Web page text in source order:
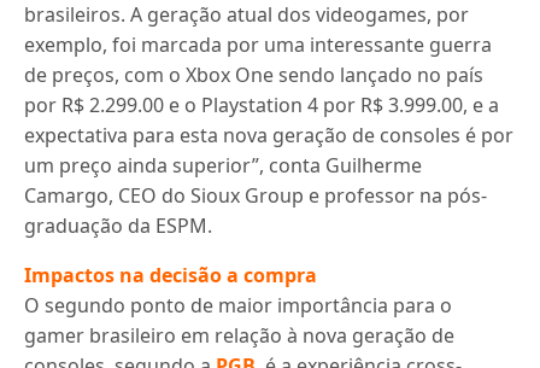
brasileiros. A geração atual dos videogames, por
exemplo, foi marcada por uma interessante guerra
de preços, com o Xbox One sendo lançado no país
por R$ 2.299.00 e o Playstation 4 por R$ 3.999.00, e a
expectativa para esta nova geração de consoles é por
um preço ainda superior”, conta Guilherme
Camargo, CEO do Sioux Group e professor na pós-
graduação da ESPM.
Impactos na decisão a compra
O segundo ponto de maior importância para o
gamer brasileiro em relação à nova geração de